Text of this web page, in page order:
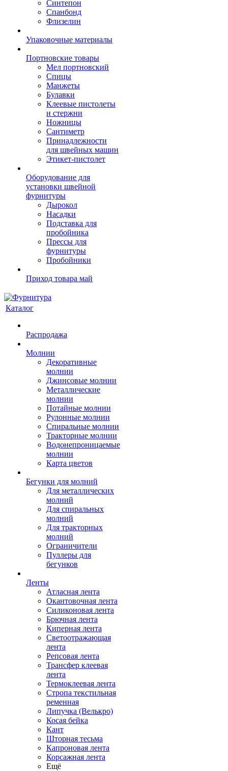
Синтепон
Спанбонд
Флизелин
Упаковочные материалы
Портновские товары
Мел портновский
Спицы
Манжеты
Булавки
Клеевые пистолеты
и стержни
Ножницы
Сантиметр
Принадлежности
для швейных машин
Этикет-пистолет
Оборудование для
установки швейной
фурнитуры
Дырокол
Насадки
Подставка для
пробойника
Прессы для
фурнитуры
Пробойники
Приход товара май
Каталог
Распродажа
Молнии
Декоративные
молнии
Джинсовые молнии
Металлические
молнии
Потайные молнии
Рулонные молнии
Спиральные молнии
Тракторные молнии
Водонепроницаемые
молнии
Карта цветов
Бегунки для молний
Для металлических
молний
Для спиральных
молний
Для тракторных
молний
Ограничители
Пуллеры для
бегунков
Ленты
Атласная лента
Окантовочная лента
Силиконовая лента
Брючная лента
Киперная лента
Светоотражающая
лента
Репсовая лента
Трансфер клеевая
лента
Термоклеевая лента
Стропа текстильная
ременная
Липучка (Велькро)
Косая бейка
Кант
Шторная тесьма
Капроновая лента
Корсажная лента
Ещё